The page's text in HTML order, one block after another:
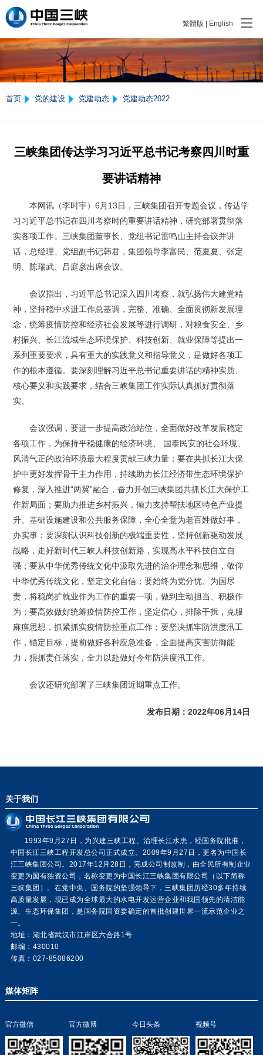
繁體版 English
首页 党的建设 党建动态 党建动态2022
三峡集团传达学习习近平总书记考察四川时重
要讲话精神
本网讯（李时宇）6月13日，三峡集团召开专题会议，传达学
习习近平总书记在四川考察时的重要讲话精神，研究部署贯彻落
实各项工作。三峡集团董事长、党组书记雷鸣山主持会议并讲
话，总经理、党组副书记韩君，集团领导李富民、范夏夏、张定
明、陈瑞武、吕庭彦出席会议。
会议指出，习近平总书记深入四川考察，就弘扬伟大建党精
神，坚持稳中求进工作总基调，完整、准确、全面贯彻新发展理
念，统筹疫情防控和经济社会发展等进行调研，对粮食安全、乡
村振兴、长江流域生态环境保护、科技创新、就业保障等提出一
系列重要要求，具有重大的实践意义和指导意义，是做好各项工
作的根本遵循。要深刻理解习近平总书记重要讲话的精神实质、
核心要义和实践要求，结合三峡集团工作实际认真抓好贯彻落
实。
会议强调，要进一步提高政治站位，全面做好改革发展稳定
各项工作，为保持平稳健康的经济环境、 国泰民安的社会环境、
风清气正的政治环境最大程度贡献三峡力量；要在共抓长江大保
护中更好发挥骨干主力作用，持续助力长江经济带生态环境保护
修复，深入推进“两翼”融合，奋力开创三峡集团共抓长江大保护工
作新局面；要助力推进乡村振兴，倾力支持帮扶地区特色产业提
升、基础设施建设和公共服务保障，全心全意为老百姓做好事，
办实事；要深刻认识科技创新的极端重要性，坚持创新驱动发展
战略，走好新时代三峡人科技创新路，实现高水平科技自立自
强；要从中华优秀传统文化中汲取先进的治企理念和思维，敬仰
中华优秀传统文化，坚定文化自信；要始终为党分忧、为国尽
责，将稳岗扩就业作为工作的重要一项，做到主动担当、积极作
为；要高效做好统筹疫情防控工作，坚定信心，排除干扰，克服
麻痹思想，抓紧抓实疫情防控重点工作；要坚决抓牢防洪度汛工
作，锚定目标，提前做好各种应急准备，全面提高灾害防御能
力，狠抓责任落实，全力以赴做好今年防洪度汛工作。
会议还研究部署了三峡集团近期重点工作。
发布日期：2022年06月14日
关于我们
1993年9月27日，为兴建三峡工程、治理长江水患，经国务院批准，
中国长江三峡工程开发总公司正式成立。2009年9月27日，更名为中国长
江三峡集团公司。2017年12月28日，完成公司制改制，由全民所有制企业
变更为国有独资公司，名称变更为中国长江三峡集团有限公司（以下简称
三峡集团）。在党中央、国务院的坚强领导下，三峡集团历经30多年持续
高质量发展，现已成为全球最大的水电开发运营企业和我国领先的清洁能
源、生态环保集团，是国务院国资委确定的首批创建世界一流示范企业之
一。
地址：湖北省武汉市江岸区六合路1号
邮编：430010
传真：027-85086200
媒体矩阵
官方微信 官方微博 今日头条 视频号